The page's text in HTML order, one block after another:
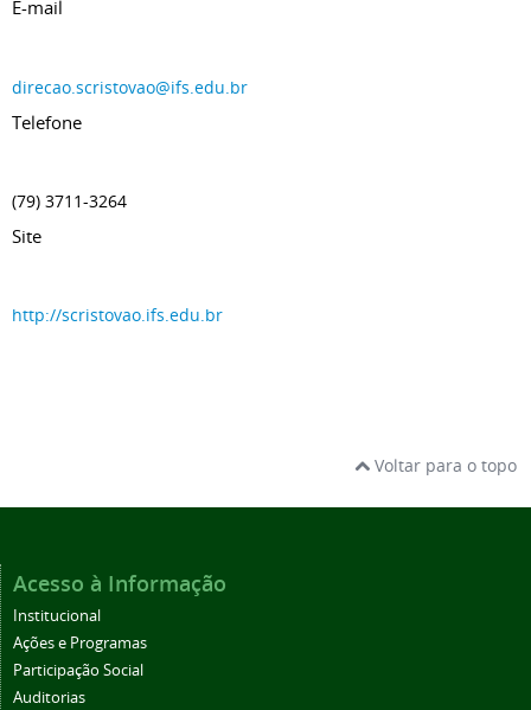
E-mail
direcao.scristovao@ifs.edu.br
Telefone
(79) 3711-3264
Site
http://scristovao.ifs.edu.br
Voltar para o topo
Acesso à Informação
Institucional
Ações e Programas
Participação Social
Auditorias